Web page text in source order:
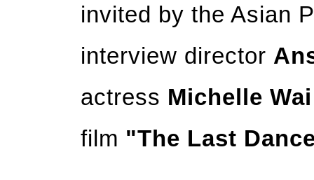
invited by the Asian
interview director
actress Michelle Wai
film "The Last